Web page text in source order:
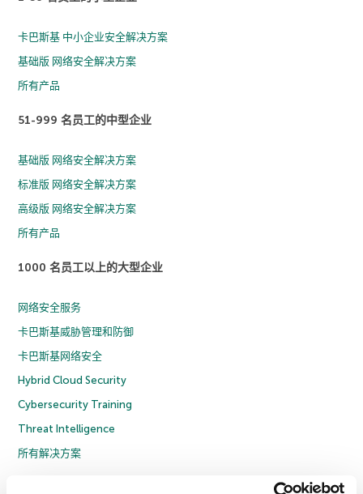
卡巴斯基 中小企业安全解决方案
基础版 网络安全解决方案
所有产品
51-999 名员工的中型企业
基础版 网络安全解决方案
标准版 网络安全解决方案
高级版 网络安全解决方案
所有产品
1000 名员工以上的大型企业
网络安全服务
卡巴斯基威胁管理和防御
卡巴斯基网络安全
Hybrid Cloud Security
Cybersecurity Training
Threat Intelligence
所有解决方案